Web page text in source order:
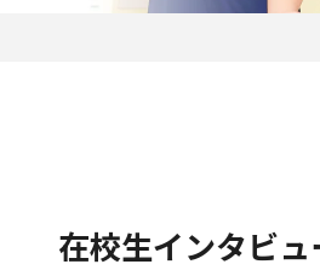
在校生インタビュ